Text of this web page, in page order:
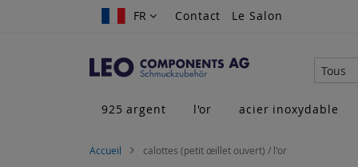
FR
FR Contact Le Salon
Tous
925 argent
l'or acier inoxydable
Accueil calottes (petit œillet ouvert) / l'or